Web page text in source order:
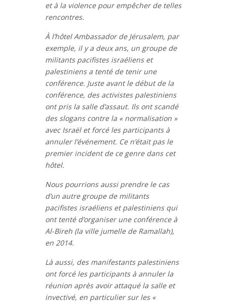
et à la violence pour empêcher de telles
rencontres.
À l’hôtel Ambassador de Jérusalem, par
exemple, il y a deux ans, un groupe de
militants pacifistes israéliens et
palestiniens a tenté de tenir une
conférence. Juste avant le début de la
conférence, des activistes palestiniens
ont pris la salle d’assaut. Ils ont scandé
des slogans contre la « normalisation »
avec Israël et forcé les participants à
annuler l’événement. Ce n’était pas le
premier incident de ce genre dans cet
hôtel.
Nous pourrions aussi prendre le cas
d’un autre groupe de militants
pacifistes israéliens et palestiniens qui
ont tenté d’organiser une conférence à
Al-Bireh (la ville jumelle de Ramallah),
en 2014.
Là aussi, des manifestants palestiniens
ont forcé les participants à annuler la
réunion après avoir attaqué la salle et
invectivé, en particulier sur les «